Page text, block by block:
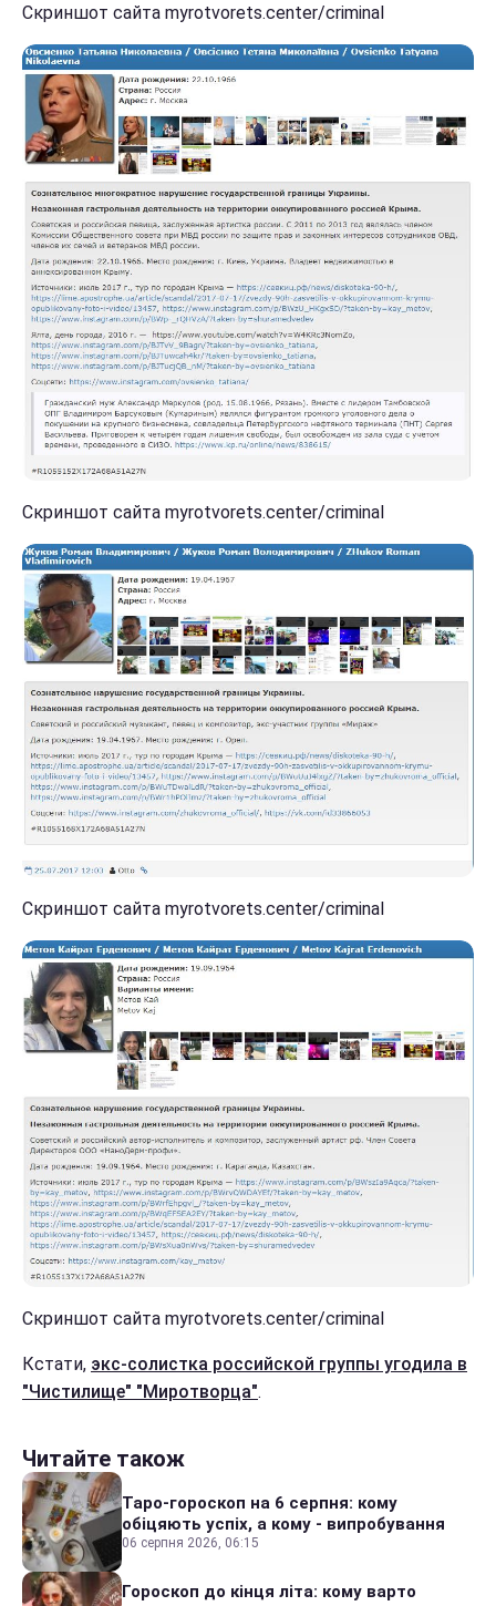
Скриншот сайта myrotvorets.center/criminal
Скриншот сайта myrotvorets.center/criminal
Скриншот сайта myrotvorets.center/criminal
Скриншот сайта myrotvorets.center/criminal
Кстати, экс-солистка российской группы угодила в
"Чистилище" "Миротворца".
Читайте також
Таро-гороскоп на 6 серпня: кому
обіцяють успіх, а кому - випробування
06 серпня 2026, 06:15
Гороскоп до кінця літа: кому варто